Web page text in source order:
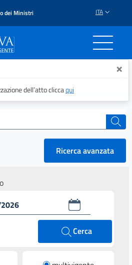
dei Ministri ITA
- Il portale ×
dell’atto cliccaqui
cerca
Ricerca avanzata
Cerca